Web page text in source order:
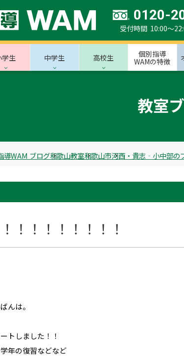
0120-
受付時間 10:00～
学生 中学生 高校生
個別指導
WAMの特徴
教室
導WAM ブログ和歌山教室和歌山市河西・貴志‐小中部の
！！！！！！！！
んは。
トしました！！
年の復習などなど